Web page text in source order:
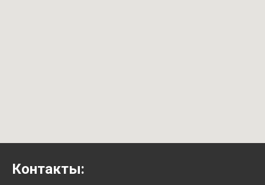
Контакты: